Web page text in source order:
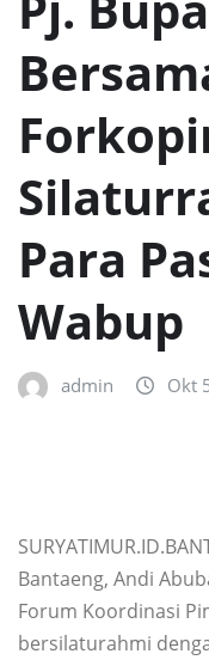
Para
Wabup
admin Okt
Bantaeng, Andi
Forum Koordinasi
bersilaturahmi